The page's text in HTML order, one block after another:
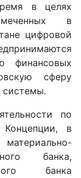
в целях
в
цифровой
финансовых
сферу
по
в
банка,
банка